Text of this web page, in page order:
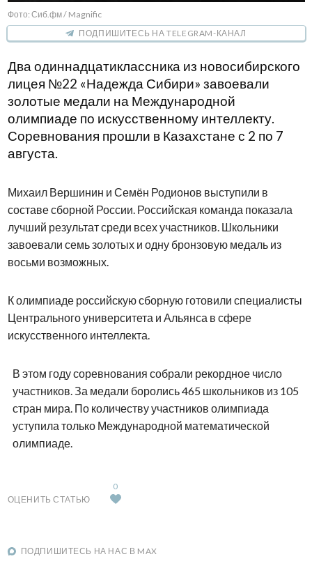
Фото: Сиб.фм / Magnific
ПОДПИШИТЕСЬ НА TELEGRAM-КАНАЛ
Два одиннадцатиклассника из новосибирского
лицея №22 «Надежда Сибири» завоевали
золотые медали на Международной
олимпиаде по искусственному интеллекту.
Соревнования прошли в Казахстане с 2 по 7
августа.
Михаил Вершинин и Семён Родионов выступили в
составе сборной России. Российская команда показала
лучший результат среди всех участников. Школьники
завоевали семь золотых и одну бронзовую медаль из
восьми возможных.
К олимпиаде российскую сборную готовили специалисты
Центрального университета и Альянса в сфере
искусственного интеллекта.
В этом году соревнования собрали рекордное число
участников. За медали боролись 465 школьников из 105
стран мира. По количеству участников олимпиада
уступила только Международной математической
олимпиаде.
ОЦЕНИТЬ СТАТЬЮ
0
ПОДПИШИТЕСЬ НА НАС В MAX